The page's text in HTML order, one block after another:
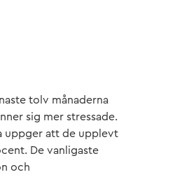
tolv månaderna
sig mer stressade.
uppger att de upplevt
De vanligaste
och